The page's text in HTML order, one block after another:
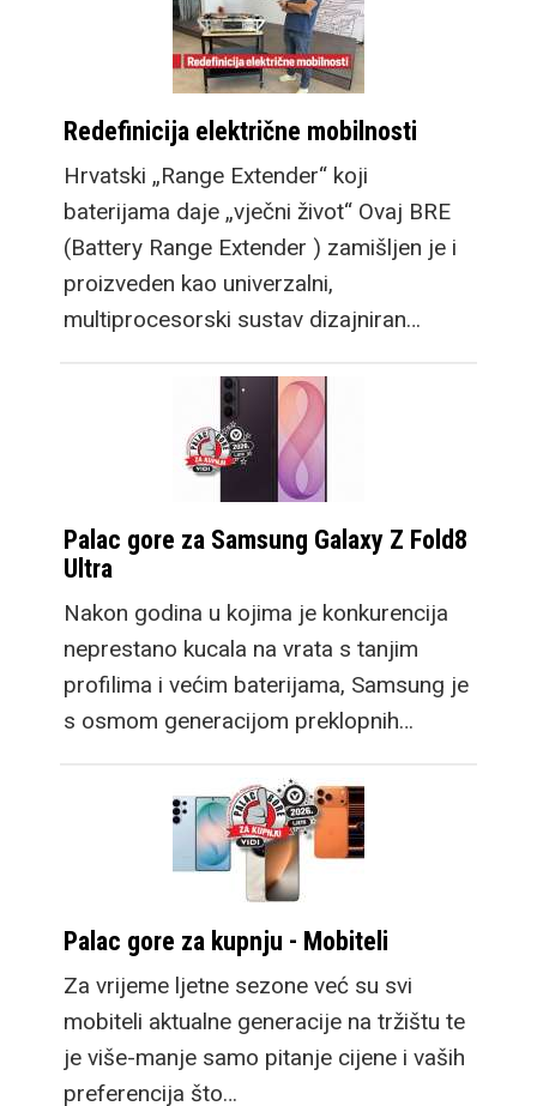
Redefinicija električne mobilnosti
Hrvatski „Range Extender“ koji
baterijama daje „vječni život“ Ovaj BRE
(Battery Range Extender ) zamišljen je i
proizveden kao univerzalni,
multiprocesorski sustav dizajniran…
Palac gore za Samsung Galaxy Z Fold8
Ultra
Nakon godina u kojima je konkurencija
neprestano kucala na vrata s tanjim
profilima i većim baterijama, Samsung je
s osmom generacijom preklopnih…
Palac gore za kupnju - Mobiteli
Za vrijeme ljetne sezone već su svi
mobiteli aktualne generacije na tržištu te
je više-manje samo pitanje cijene i vaših
preferencija što…